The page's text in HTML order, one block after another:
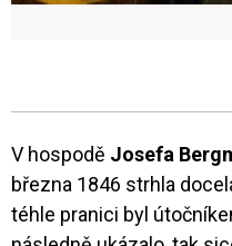
V hospodě Josefa
března 1846 strhla
téhle pranici byl